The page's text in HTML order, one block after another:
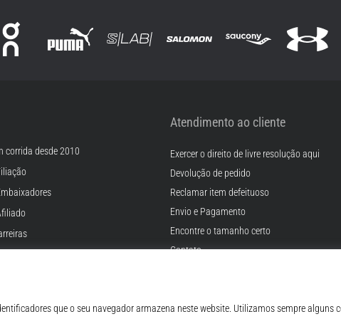
corrida desde 2010
Atendimento ao cliente
Exercer o direito de livre resolução aqui
Devolução de pedido
Reclamar item defeituoso
Envio e Pagamento
Encontre o tamanho certo
Contato